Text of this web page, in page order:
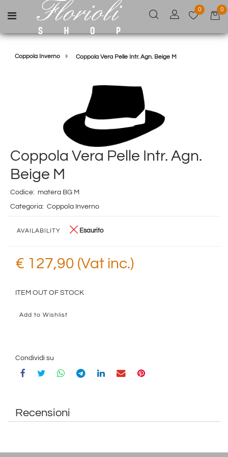
Open menu
0 0
Coppola Inverno Coppola Vera Pelle Intr. Agn. Beige M
Coppola Vera Pelle Intr. Agn.
Beige M
Codice: matera BG M
Categoria: Coppola Inverno
AVAILABILITY Esaurito
€ 127,90 (Vat inc.)
ITEM OUT OF STOCK
Add to Wishlist
Condividi su
Recensioni